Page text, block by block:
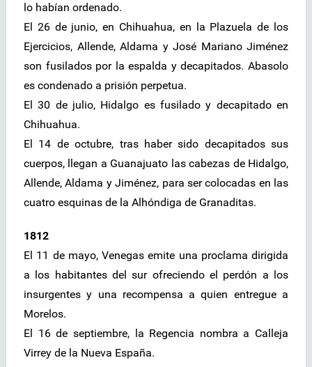
lo habían ordenado.
El 26 de junio, en Chihuahua, en la Plazuela de los
Ejercicios, Allende, Aldama y José Mariano Jiménez
son fusilados por la espalda y decapitados. Abasolo
es condenado a prisión perpetua.
El 30 de julio, Hidalgo es fusilado y decapitado en
Chihuahua.
El 14 de octubre, tras haber sido decapitados sus
cuerpos, llegan a Guanajuato las cabezas de Hidalgo,
Allende, Aldama y Jiménez, para ser colocadas en las
cuatro esquinas de la Alhóndiga de Granaditas.
1812
El 11 de mayo, Venegas emite una proclama dirigida
a los habitantes del sur ofreciendo el perdón a los
insurgentes y una recompensa a quien entregue a
Morelos.
El 16 de septiembre, la Regencia nombra a Calleja
Virrey de la Nueva España.